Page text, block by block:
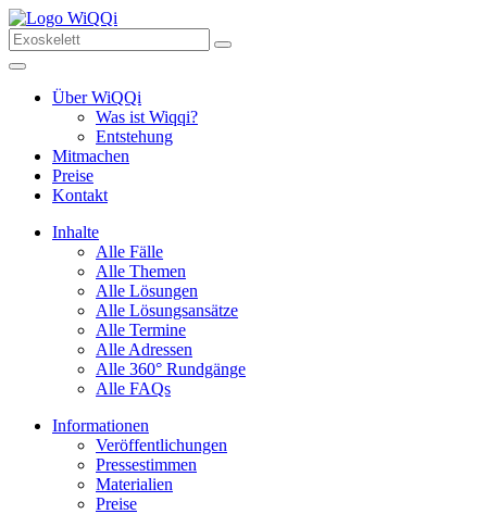
Über WiQQi
Was ist Wiqqi?
Entstehung
Mitmachen
Preise
Kontakt
Inhalte
Alle Fälle
Alle Themen
Alle Lösungen
Alle Lösungsansätze
Alle Termine
Alle Adressen
Alle 360° Rundgänge
Alle FAQs
Informationen
Veröffentlichungen
Pressestimmen
Materialien
Preise